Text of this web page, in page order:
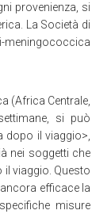
provenienza, si
La Società di
meningococcica
(Africa Centrale,
si può
il viaggio>,
nei soggetti che
viaggio. Questo
efficace la
misure